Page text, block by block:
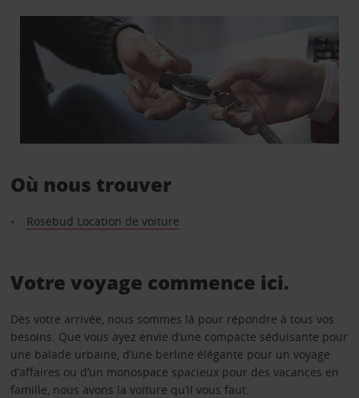
Où nous trouver
Rosebud Location de voiture
Votre voyage commence ici.
Dès votre arrivée, nous sommes là pour répondre à tous vos
besoins. Que vous ayez envie d’une compacte séduisante pour
une balade urbaine, d’une berline élégante pour un voyage
d’affaires ou d’un monospace spacieux pour des vacances en
famille, nous avons la voiture qu’il vous faut.